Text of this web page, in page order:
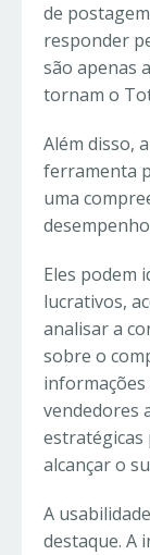
de
responder
são apenas
tornam o
Além disso,
ferramenta
uma
Eles podem
lucrativos,
analisar a
sobre o
informações
vendedores
estratégicas
alcançar o
A
destaque. A